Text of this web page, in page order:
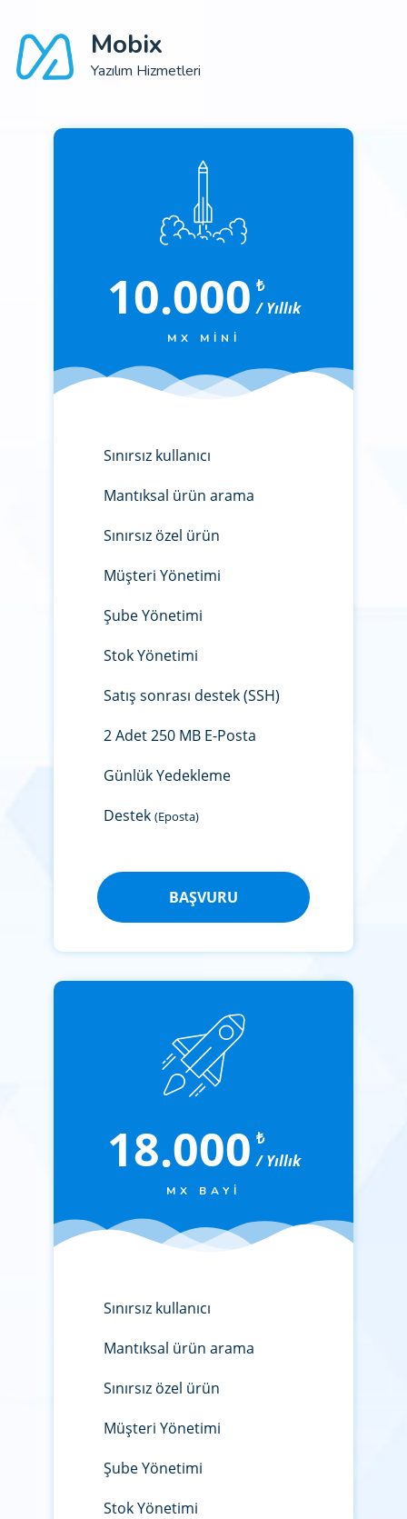
Mobix
Yazılım Hizmetleri
10.000 ₺
/ Yıllık
MX MINI
Sınırsız kullanıcı
Mantıksal ürün arama
Sınırsız özel ürün
Müşteri Yönetimi
Şube Yönetimi
Stok Yönetimi
Satış sonrası destek (SSH)
2 Adet 250 MB E-Posta
Günlük Yedekleme
Destek (Eposta)
BAŞVURU
18.000 ₺
/ Yıllık
MX BAYI
Sınırsız kullanıcı
Mantıksal ürün arama
Sınırsız özel ürün
Müşteri Yönetimi
Şube Yönetimi
Stok Yönetimi